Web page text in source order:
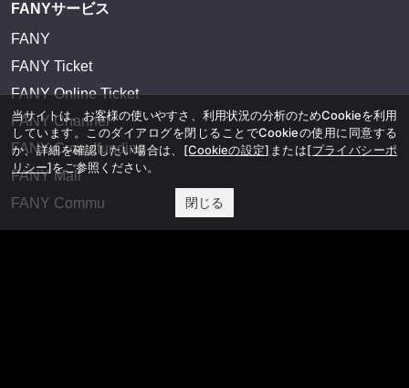
FANYサービス
FANY
FANY Ticket
FANY Online Ticket
FANY Channel
FANY Crowdfunding
FANY Mall
FANY Commu
当サイトは、お客様の使いやすさ、利用状況の分析のためCookieを利用
しています。このダイアログを閉じることでCookieの使用に同意する
か、詳細を確認したい場合は、 [Cookieの設定] または[プライバシーポ
リシー]をご参照ください。
閉じる